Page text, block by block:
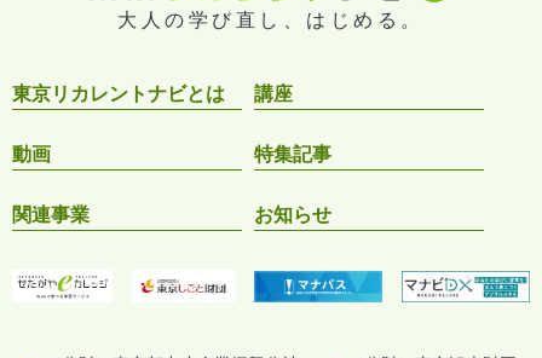
大人の学び直し、はじめる。
東京リカレントナビとは 講座
動画 特集記事
関連事業 お知らせ